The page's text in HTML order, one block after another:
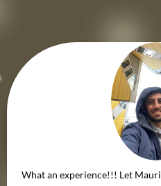
What an experience!!! Let